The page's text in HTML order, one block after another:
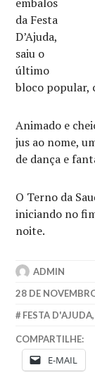
da Festa
D’Ajuda,
saiu o
último
bloco popular,
Animado e
jus ao nome,
de dança e
O Terno da
iniciando no
noite.
ADMIN
28 DE
FESTA D'AJUDA
COMPARTILHE:
E-MAIL